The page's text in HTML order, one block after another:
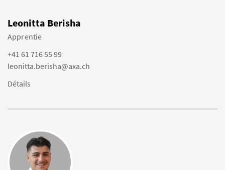
Leonitta Berisha
Apprentie
+41 61 716 55 99
leonitta.berisha@axa.ch
Détails